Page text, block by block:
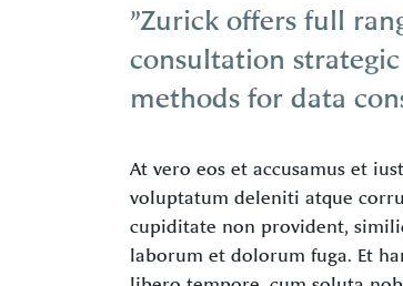
”Zurick offers full
consultation
methods for data
At vero eos et accusamus et
voluptatum deleniti atque
cupiditate non provident,
laborum et dolorum fuga. Et